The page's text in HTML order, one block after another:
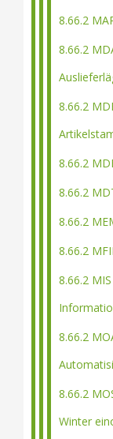
8.66.2
8.66.2
8.66.2
8.66.2
8.66.2
8.66.2
8.66.2
8.66.2
8.66.2
8.66.2
Winter